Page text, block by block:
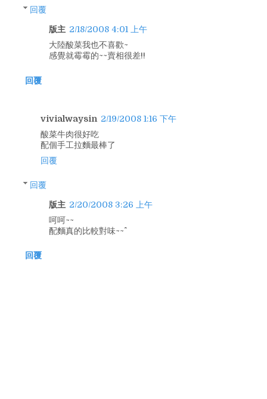
回覆
版主 2/18/2008 4:01 上午
大陸酸菜我也不喜歡~
感覺就霉霉的~~賣相很差!!
回覆
vivialwaysin 2/19/2008 1:16 下午
酸菜牛肉很好吃
配個手工拉麵最棒了
回覆
回覆
版主 2/20/2008 3:26 上午
呵呵~~
配麵真的比較對味~~^^
回覆